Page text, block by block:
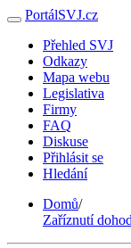
PortálSVJ.cz
Přehled SVJ
Odkazy
Mapa webu
Legislativa
Firmy
FAQ
Diskuse
Přihlásit se
Hledání
Domů/
Zaříznutí